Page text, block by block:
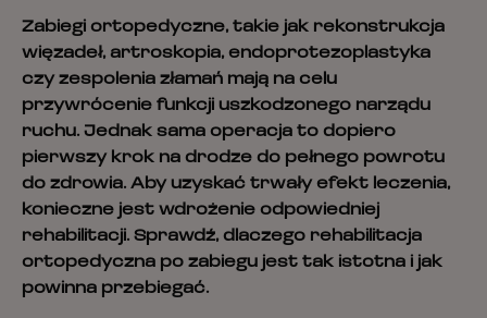
Zabiegi ortopedyczne, takie jak rekonstrukcja
więzadeł, artroskopia, endoprotezoplastyka
czy zespolenia złamań mają na celu
przywrócenie funkcji uszkodzonego narządu
ruchu. Jednak sama operacja to dopiero
pierwszy krok na drodze do pełnego powrotu
do zdrowia. Aby uzyskać trwały efekt leczenia,
konieczne jest wdrożenie odpowiedniej
rehabilitacji. Sprawdź, dlaczego rehabilitacja
ortopedyczna po zabiegu jest tak istotna i jak
powinna przebiegać.